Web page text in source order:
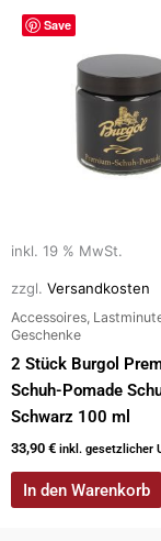
Save
inkl. 19 % MwSt.
zzgl. Versandkosten
Accessoires,
Geschenke
2 Stück Burgol
Schuh-Pomade
Schwarz 100 ml
33,90 € inkl. gesetzlicher
In den Warenkorb